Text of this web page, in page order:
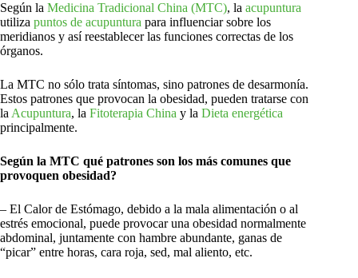
Según la Medicina Tradicional China (MTC), la acupuntura
utiliza puntos de acupuntura para influenciar sobre los
meridianos y así reestablecer las funciones correctas de los
órganos.
La MTC no sólo trata síntomas, sino patrones de desarmonía.
Estos patrones que provocan la obesidad, pueden tratarse con
la Acupuntura, la Fitoterapia China y la Dieta energética
principalmente.
Según la MTC qué patrones son los más comunes que
provoquen obesidad?
– El Calor de Estómago, debido a la mala alimentación o al
estrés emocional, puede provocar una obesidad normalmente
abdominal, juntamente con hambre abundante, ganas de
“picar” entre horas, cara roja, sed, mal aliento, etc.